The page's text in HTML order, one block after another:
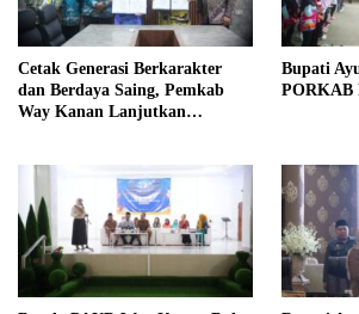
Cetak Generasi Berkarakter
dan Berdaya Saing, Pemkab
Way Kanan Lanjutkan
Bupati
PORKAB